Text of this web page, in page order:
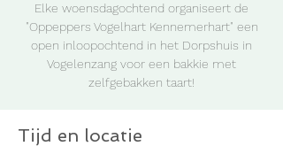
Elke woensdagochtend organiseert de
"Oppeppers Vogelhart Kennemerhart" een
open inloopochtend in het Dorpshuis in
Vogelenzang voor een bakkie met
zelfgebakken taart!
Tijd en locatie